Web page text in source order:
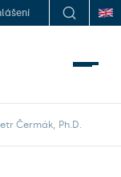
Čermák, Ph.D.